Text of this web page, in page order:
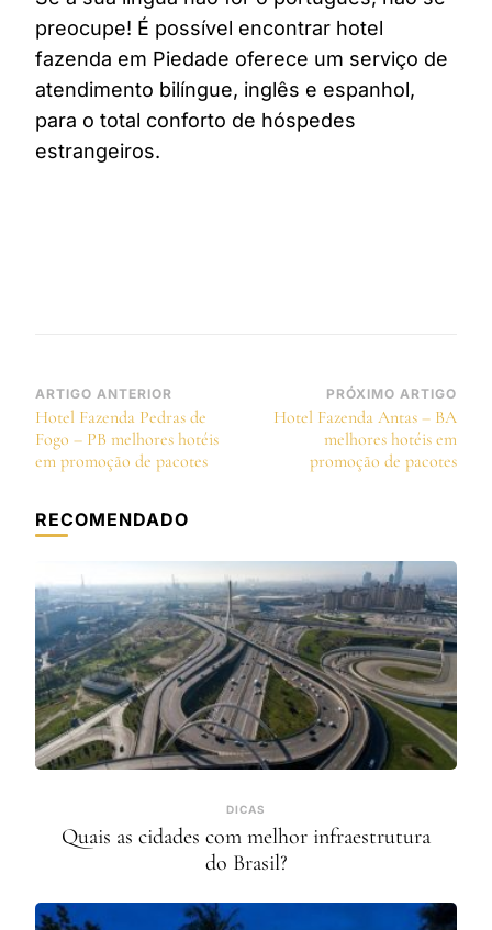
preocupe! É possível encontrar hotel
fazenda em Piedade oferece um serviço de
atendimento bilíngue, inglês e espanhol,
para o total conforto de hóspedes
estrangeiros.
Navegação
de
post
ARTIGO ANTERIOR
Hotel Fazenda Pedras de
Fogo – PB melhores hotéis
em promoção de pacotes
PRÓXIMO ARTIGO
Hotel Fazenda Antas – BA
melhores hotéis em
promoção de pacotes
RECOMENDADO
DICAS
Quais as cidades com melhor infraestrutura
do Brasil?